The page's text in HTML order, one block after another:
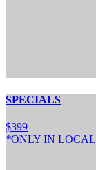
SPECIALS
$399
*ONLY IN LOCAL